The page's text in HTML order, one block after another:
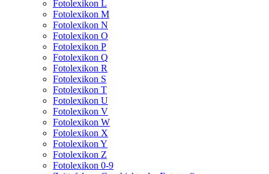
Fotolexikon L
Fotolexikon M
Fotolexikon N
Fotolexikon O
Fotolexikon P
Fotolexikon Q
Fotolexikon R
Fotolexikon S
Fotolexikon T
Fotolexikon U
Fotolexikon V
Fotolexikon W
Fotolexikon X
Fotolexikon Y
Fotolexikon Z
Fotolexikon 0-9